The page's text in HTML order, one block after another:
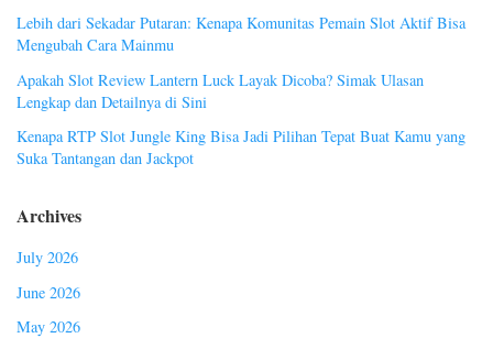
Lebih dari Sekadar Putaran: Kenapa Komunitas Pemain Slot Aktif Bisa
Mengubah Cara Mainmu
Apakah Slot Review Lantern Luck Layak Dicoba? Simak Ulasan
Lengkap dan Detailnya di Sini
Kenapa RTP Slot Jungle King Bisa Jadi Pilihan Tepat Buat Kamu yang
Suka Tantangan dan Jackpot
Archives
July 2026
June 2026
May 2026